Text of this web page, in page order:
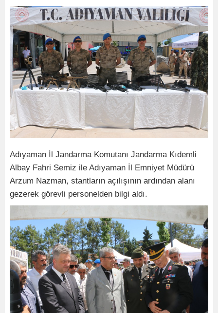
Adıyaman İl Jandarma Komutanı Jandarma Kıdemli
Albay Fahri Semiz ile Adıyaman İl Emniyet Müdürü
Arzum Nazman, stantların açılışının ardından alanı
gezerek görevli personelden bilgi aldı.